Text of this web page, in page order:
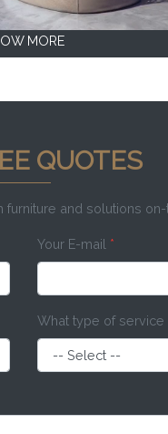
MORE
QUOTES
and solutions
Your E-mail *
What type of service